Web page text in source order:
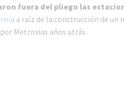
fuera del pliego las
a raíz de la construcción de un
Metrovías años atrás.